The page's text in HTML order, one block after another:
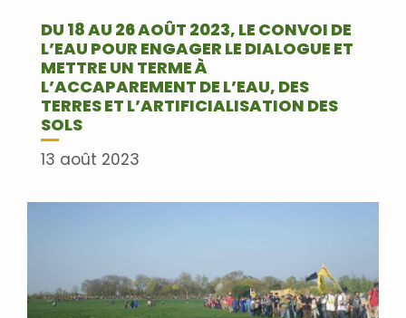
DU 18 AU 26 AOÛT 2023, LE CONVOI DE
L’EAU POUR ENGAGER LE DIALOGUE ET
METTRE UN TERME À
L’ACCAPAREMENT DE L’EAU, DES
TERRES ET L’ARTIFICIALISATION DES
SOLS
13 août 2023